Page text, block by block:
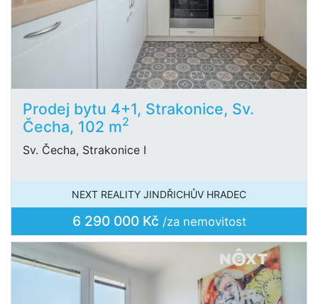
Prodej bytu 4+1, Strakonice, Sv.
Čecha, 102 m2
Sv. Čecha, Strakonice I
NEXT REALITY JINDŘICHŮV HRADEC
6 290 000 Kč /za nemovitost